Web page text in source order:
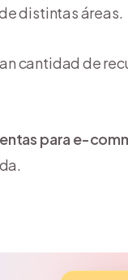
distintas áreas.
cantidad de
para e-